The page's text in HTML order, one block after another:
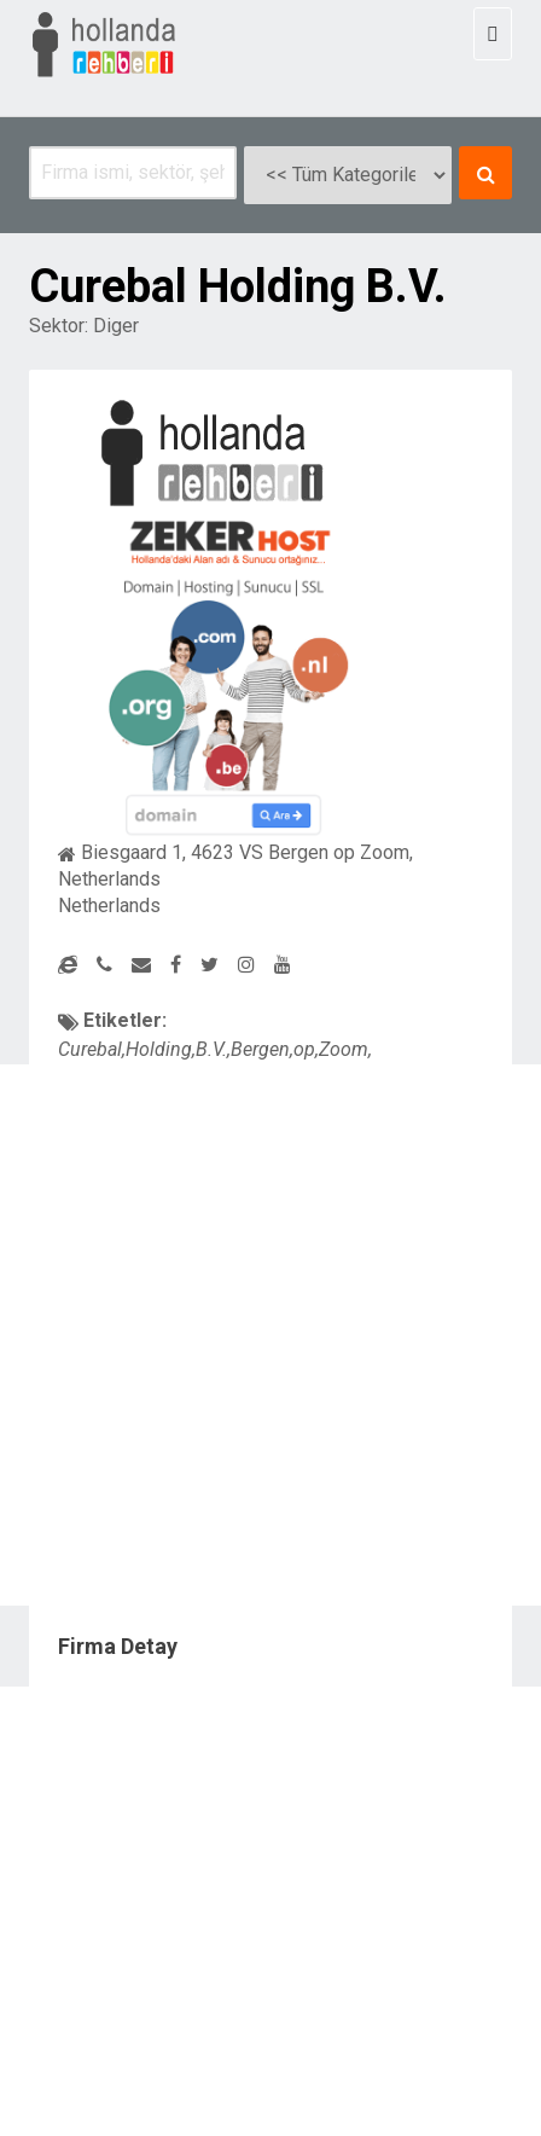
Curebal Holding B.V.
Sektor: Diger
Biesgaard 1, 4623 VS Bergen op Zoom,
Netherlands
Netherlands
Etiketler:
Curebal,Holding,B.V.,Bergen,op,Zoom,
Firma Detay